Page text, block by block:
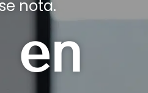
nota.
en